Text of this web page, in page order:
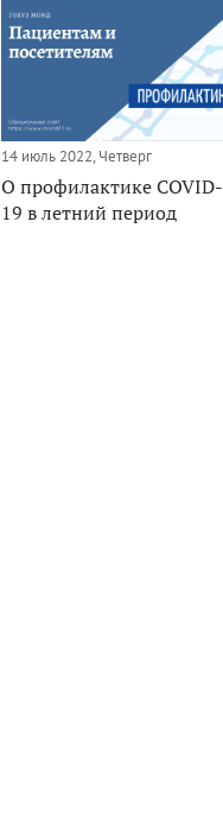
14 июль 2022, Четверг
О профилактике COVID-
19 в летний период